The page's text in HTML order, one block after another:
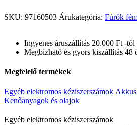
SKU: 97160503 Árukategória: Fúrók
Ingyenes áruszállítás 20.000 Ft -tól
Megbízható és gyors kiszállítás 48
Megfelelő termékek
Egyéb elektromos kéziszerszámok
Kenőanyagok és olajok
Egyéb elektromos kéziszerszámok
Egyéb elektromos kéziszerszámok